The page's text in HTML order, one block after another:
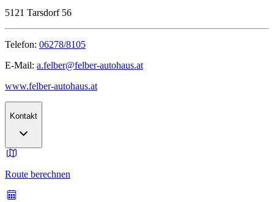
5121 Tarsdorf 56
Telefon: 06278/8105
E-Mail: a.felber@felber-autohaus.at
www.felber-autohaus.at
Kontakt
Route berechnen